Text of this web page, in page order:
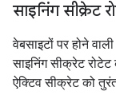
साइनिंग सीक्रेट
वेबसाइटों पर होने
साइनिंग सीक्रेट
ऐक्टिव सीक्रेट को